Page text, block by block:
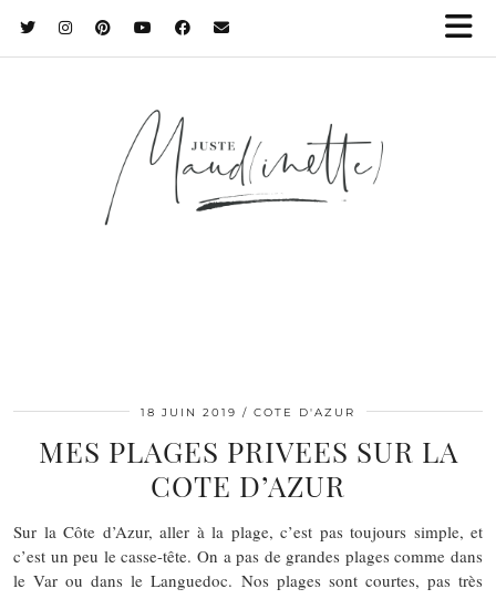
18 JUIN 2019 COTE D'AZUR
MES PLAGES PRIVEES SUR LA
COTE D’AZUR
Sur la Côte d’Azur, aller à la plage, c’est pas toujours simple, et
c’est un peu le casse-tête. On a pas de grandes plages comme dans
le Var ou dans le Languedoc. Nos plages sont courtes, pas très